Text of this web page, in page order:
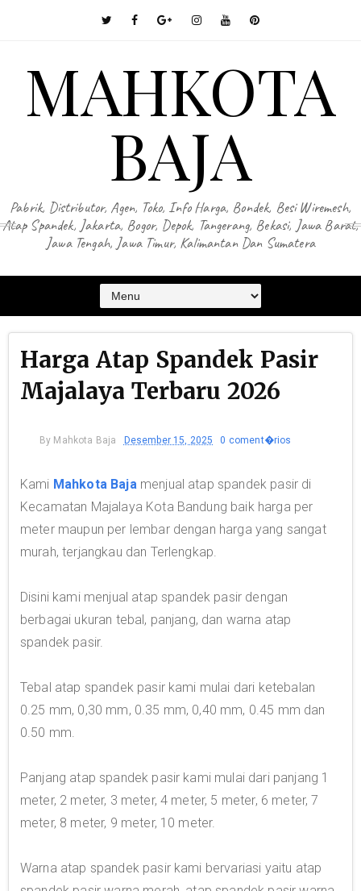
MAHKOTA
BAJA
Pabrik, Distributor, Agen, Toko, Info Harga, Bondek, Besi Wiremesh,
Atap Spandek, Jakarta, Bogor, Depok, Tangerang, Bekasi, Jawa Barat,
Jawa Tengah, Jawa Timur, Kalimantan Dan Sumatera
Harga Atap Spandek Pasir
Majalaya Terbaru 2026
By Mahkota Baja Desember 15, 2025 0 coment�rios
Kami Mahkota Bajamenjual atap spandek pasir di
Kecamatan Majalaya Kota Bandung baik harga per
meter maupun per lembar dengan harga yang sangat
murah, terjangkau dan Terlengkap.
Disini kami menjual atap spandek pasir dengan
berbagai ukuran tebal, panjang, dan warna atap
spandek pasir.
Tebal atap spandek pasir kami mulai dari ketebalan
0.25 mm, 0,30 mm, 0.35 mm, 0,40 mm, 0.45 mm dan
0.50 mm.
Panjang atap spandek pasir kami mulai dari panjang 1
meter, 2 meter, 3 meter, 4 meter, 5 meter, 6 meter, 7
meter, 8 meter, 9 meter, 10 meter.
Warna atap spandek pasir kami bervariasi yaitu atap